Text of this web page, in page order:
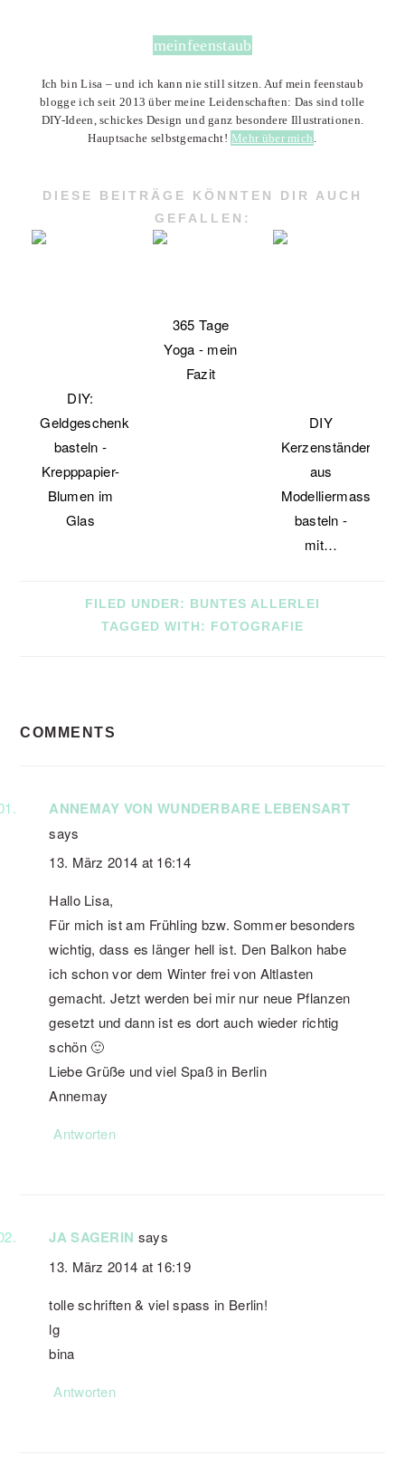
meinfeenstaub
Ich bin Lisa – und ich kann nie still sitzen. Auf mein feenstaub
blogge ich seit 2013 über meine Leidenschaften: Das sind tolle
DIY-Ideen, schickes Design und ganz besondere Illustrationen.
Hauptsache selbstgemacht! Mehr über mich .
DIESE BEITRÄGE KÖNNTEN DIR AUCH
GEFALLEN:
DIY:
Geldgeschenk
basteln -
Krepppapier-
Blumen im
Glas
365 Tage
Yoga - mein
Fazit
DIY
Kerzenständer
aus
Modelliermasse
basteln -
mit…
FILED UNDER: BUNTES ALLERLEI
TAGGED WITH: FOTOGRAFIE
INTERACTIONS
COMMENTS
ANNEMAY VON WUNDERBARE LEBENSART
says
13. März 2014 at 16:14
Hallo Lisa,
Für mich ist am Frühling bzw. Sommer besonders
wichtig, dass es länger hell ist. Den Balkon habe
ich schon vor dem Winter frei von Altlasten
gemacht. Jetzt werden bei mir nur neue Pflanzen
gesetzt und dann ist es dort auch wieder richtig
schön 🙂
Liebe Grüße und viel Spaß in Berlin
Annemay
Antworten
JA SAGERIN says
13. März 2014 at 16:19
tolle schriften & viel spass in Berlin!
lg
bina
Antworten